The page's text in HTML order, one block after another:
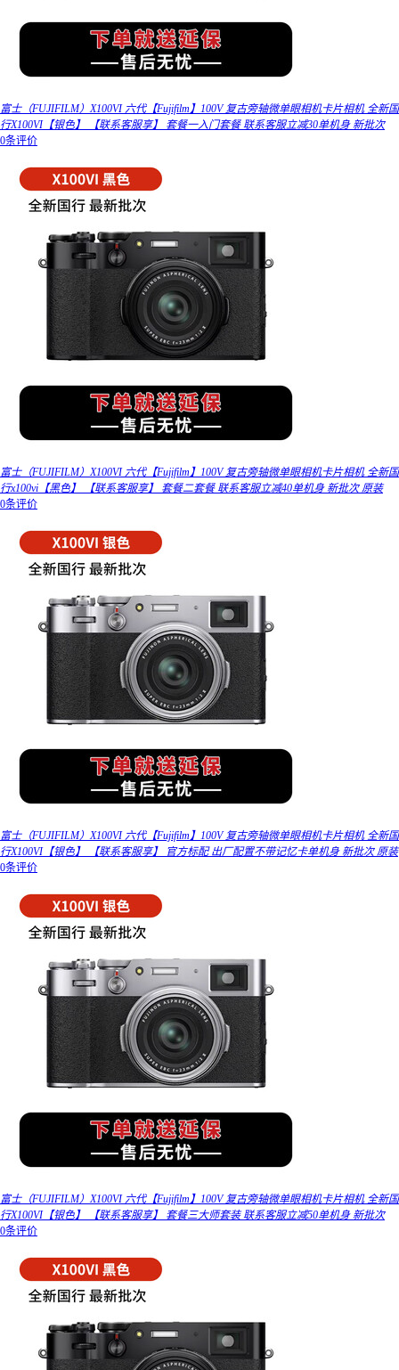
富士（FUJIFILM）X100VI 六代【Fujifilm】100V 复古旁轴微单眼相机卡片相机 全新国
行X100VI【银色】 【联系客服享】 套餐一入门套餐 联系客服立减30单机身 新批次
0条评价
富士（FUJIFILM）X100VI 六代【Fujifilm】100V 复古旁轴微单眼相机卡片相机 全新国
行x100vi【黑色】 【联系客服享】 套餐二套餐 联系客服立减40单机身 新批次 原装
0条评价
富士（FUJIFILM）X100VI 六代【Fujifilm】100V 复古旁轴微单眼相机卡片相机 全新国
行X100VI【银色】 【联系客服享】 官方标配 出厂配置不带记忆卡单机身 新批次 原装
0条评价
富士（FUJIFILM）X100VI 六代【Fujifilm】100V 复古旁轴微单眼相机卡片相机 全新国
行X100VI【银色】 【联系客服享】 套餐三大师套装 联系客服立减50单机身 新批次
0条评价